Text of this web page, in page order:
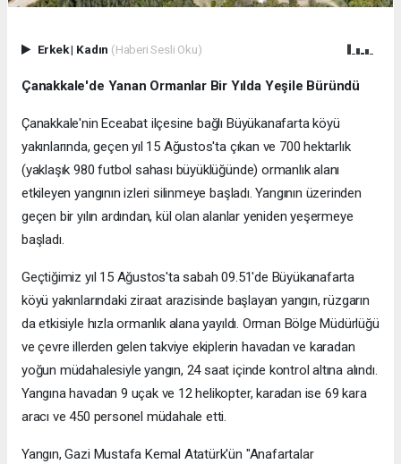
Erkek| Kadın (Haberi Sesli Oku)
Çanakkale'de Yanan Ormanlar Bir Yılda Yeşile Büründü
Çanakkale'nin Eceabat ilçesine bağlı Büyükanafarta köyü
yakınlarında, geçen yıl 15 Ağustos'ta çıkan ve 700 hektarlık
(yaklaşık 980 futbol sahası büyüklüğünde) ormanlık alanı
etkileyen yangının izleri silinmeye başladı. Yangının üzerinden
geçen bir yılın ardından, kül olan alanlar yeniden yeşermeye
başladı.
Geçtiğimiz yıl 15 Ağustos'ta sabah 09.51'de Büyükanafarta
köyü yakınlarındaki ziraat arazisinde başlayan yangın, rüzgarın
da etkisiyle hızla ormanlık alana yayıldı. Orman Bölge Müdürlüğü
ve çevre illerden gelen takviye ekiplerin havadan ve karadan
yoğun müdahalesiyle yangın, 24 saat içinde kontrol altına alındı.
Yangına havadan 9 uçak ve 12 helikopter, karadan ise 69 kara
aracı ve 450 personel müdahale etti.
Yangın, Gazi Mustafa Kemal Atatürk'ün "Anafartalar